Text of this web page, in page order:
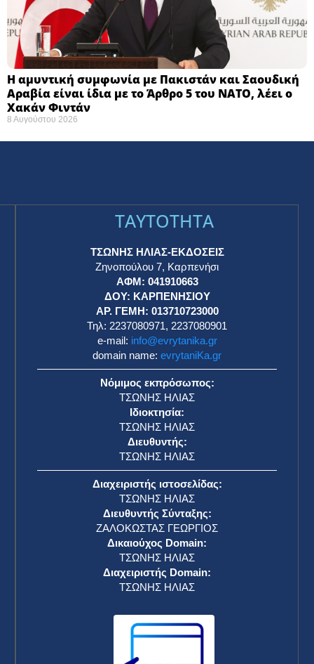
Η αμυντική συμφωνία με Πακιστάν και Σαουδική
Αραβία είναι ίδια με το Άρθρο 5 του ΝΑΤΟ, λέει ο
Χακάν Φιντάν
8 Αυγούστου 2026
TAYTOTHTA
ΤΣΩΝΗΣ ΗΛΙΑΣ-ΕΚΔΟΣΕΙΣ
Ζηνοπούλου 7, Καρπενήσι
ΑΦΜ: 041910663
ΔΟΥ: ΚΑΡΠΕΝΗΣΙΟΥ
ΑΡ. ΓΕΜΗ: 013710723000
Τηλ: 2237080971, 2237080901
e-mail: info@evrytanika.gr
domain name: evrytaniKa.gr
Νόμιμος εκπρόσωπος:
ΤΣΩΝΗΣ ΗΛΙΑΣ
Ιδιοκτησία:
ΤΣΩΝΗΣ ΗΛΙΑΣ
Διευθυντής:
ΤΣΩΝΗΣ ΗΛΙΑΣ
Διαχειριστής ιστοσελίδας:
ΤΣΩΝΗΣ ΗΛΙΑΣ
Διευθυντής Σύνταξης:
ΖΑΛΟΚΩΣΤΑΣ ΓΕΩΡΓΙΟΣ
Δικαιούχος Domain:
ΤΣΩΝΗΣ ΗΛΙΑΣ
Διαχειριστής Domain:
ΤΣΩΝΗΣ ΗΛΙΑΣ